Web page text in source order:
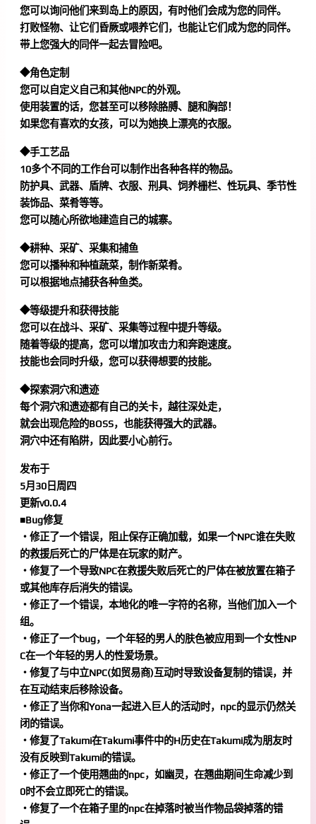
您可以询问他们来到岛上的原因，有时他们会成为您的同伴。
打败怪物、让它们昏厥或喂养它们，也能让它们成为您的同伴。
带上您强大的同伴一起去冒险吧。
◆角色定制
您可以自定义自己和其他NPC的外观。
使用装置的话，您甚至可以移除胳膊、腿和胸部！
如果您有喜欢的女孩，可以为她换上漂亮的衣服。
◆手工艺品
10多个不同的工作台可以制作出各种各样的物品。
防护具、武器、盾牌、衣服、刑具、饲养栅栏、性玩具、季节性
装饰品、菜肴等等。
您可以随心所欲地建造自己的城寨。
◆耕种、采矿、采集和捕鱼
您可以播种和种植蔬菜，制作新菜肴。
可以根据地点捕获各种鱼类。
◆等级提升和获得技能
您可以在战斗、采矿、采集等过程中提升等级。
随着等级的提高，您可以增加攻击力和奔跑速度。
技能也会同时升级，您可以获得想要的技能。
◆探索洞穴和遗迹
每个洞穴和遗迹都有自己的关卡，越往深处走，
就会出现危险的BOSS，也能获得强大的武器。
洞穴中还有陷阱，因此要小心前行。
发布于
5月30日周四
更新v0.0.4
■Bug修复
・修正了一个错误，阻止保存正确加载，如果一个NPC谁在失败
的救援后死亡的尸体是在玩家的财产。
・修复了一个导致NPC在救援失败后死亡的尸体在被放置在箱子
或其他库存后消失的错误。
・修正了一个错误，本地化的唯一字符的名称，当他们加入一个
组。
・修正了一个bug，一个年轻的男人的肤色被应用到一个女性NP
C在一个年轻的男人的性爱场景。
・修复了与中立NPC(如贸易商)互动时导致设备复制的错误，并
在互动结束后移除设备。
・修正了当你和Yona一起进入巨人的活动时，npc的显示仍然关
闭的错误。
・修复了Takumi在Takumi事件中的H历史在Takumi成为朋友时
没有反映到Takumi的错误。
・修正了一个使用翘曲的npc，如幽灵，在翘曲期间生命减少到
0时不会立即死亡的错误。
・修复了一个在箱子里的npc在掉落时被当作物品袋掉落的错